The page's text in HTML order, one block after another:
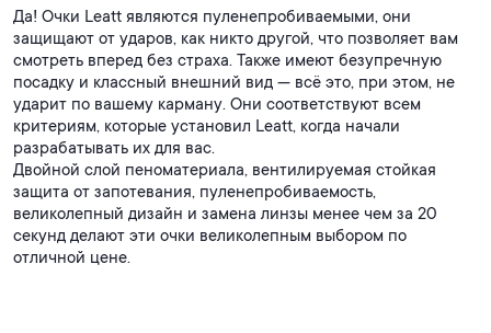
Да! Очки Leatt являются пуленепробиваемыми, они
защищают от ударов, как никто другой, что позволяет вам
смотреть вперед без страха. Также имеют безупречную
посадку и классный внешний вид — всё это, при этом, не
ударит по вашему карману. Они соответствуют всем
критериям, которые установил Leatt, когда начали
разрабатывать их для вас.
Двойной слой пеноматериала, вентилируемая стойкая
защита от запотевания, пуленепробиваемость,
великолепный дизайн и замена линзы менее чем за 20
секунд делают эти очки великолепным выбором по
отличной цене.